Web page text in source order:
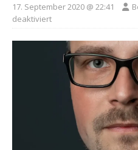
17. September 2020 @ 22:41
deaktiviert